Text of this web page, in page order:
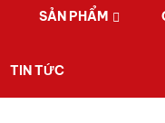
SẢN PHẨM
TIN TỨC